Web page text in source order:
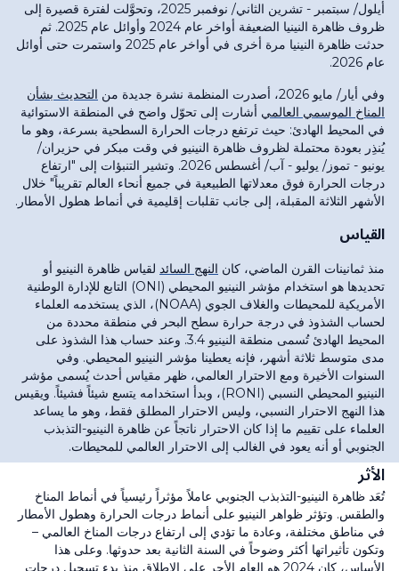
أيلول/ سبتمبر - تشرين الثاني/ نوفمبر 2025، وتحوَّلت لفترة قصيرة إلى
ظروف ظاهرة النينيا الضعيفة أواخر عام 2024 وأوائل عام 2025. ثم
حدثت ظاهرة النينيا مرة أخرى في أواخر عام 2025 واستمرت حتى أوائل
عام 2026.
وفي أيار/ مايو 2026، أصدرت المنظمة نشرة جديدة من
التحديث بشأن
المناخ الموسمي العالمي أشارت إلى تحوّل واضح في المنطقة الاستوائية
في المحيط الهادئ: حيث ترتفع درجات الحرارة السطحية بسرعة، وهو ما
يُنذِر بعودة محتملة لظروف ظاهرة النينيو في وقت مبكر في حزيران/
يونيو - تموز/ يوليو - آب/ أغسطس 2026. وتشير التنبؤات إلى "ارتفاع
درجات الحرارة فوق معدلاتها الطبيعية في جميع أنحاء العالم تقريباً" خلال
الأشهر الثلاثة المقبلة، إلى جانب تقلبات إقليمية في أنماط هطول الأمطار.
القياس
منذ ثمانينات القرن الماضي، كان النهج السائد لقياس ظاهرة النينيو أو
تحديدها هو استخدام مؤشر النينيو المحيطي (ONI) التابع للإدارة الوطنية
الأمريكية للمحيطات والغلاف الجوي (NOAA)، الذي يستخدمه العلماء
لحساب الشذوذ في درجة حرارة سطح البحر في منطقة محددة من
المحيط الهادئ تُسمى منطقة النينيو 3.4. وعند حساب هذا الشذوذ على
مدى متوسط ثلاثة أشهر، فإنه يعطينا مؤشر النينيو المحيطي. وفي
السنوات الأخيرة ومع الاحترار العالمي، ظهر مقياس أحدث يُسمى مؤشر
النينيو المحيطي النسبي (RONI)، وبدأ استخدامه يتسع شيئاً فشيئاً. ويقيس
هذا النهج الاحترار النسبي، وليس الاحترار المطلق فقط، وهو ما يساعد
العلماء على تقييم ما إذا كان الاحترار ناتجاً عن ظاهرة النينيو-التذبذب
الجنوبي أو أنه يعود في الغالب إلى الاحترار العالمي للمحيطات.
الأثر
تُعَد ظاهرة النينيو-التذبذب الجنوبي عاملاً مؤثراً رئيسياً في أنماط المناخ
والطقس. وتؤثر ظواهر النينيو على أنماط درجات الحرارة وهطول الأمطار
في مناطق مختلفة، وعادة ما تؤدي إلى ارتفاع درجات المناخ العالمي –
وتكون تأثيراتها أكثر وضوحاً في السنة الثانية بعد حدوثها. وعلى هذا
الأساس، كان 2024 هو العام الأحر على الإطلاق منذ بدء تسجيل درجات